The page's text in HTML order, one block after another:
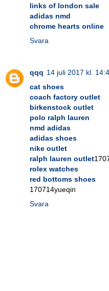
links of london sale
adidas nmd
chrome hearts online
Svara
qqq 14 juli 2017 kl.
cat shoes
coach factory outlet
birkenstock outlet
polo ralph lauren
nmd adidas
adidas shoes
nike outlet
ralph lauren outlet
rolex watches
red bottoms shoes
170714yueqin
Svara